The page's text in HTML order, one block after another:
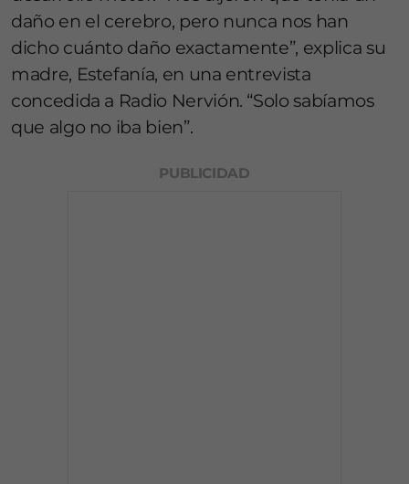
daño en el cerebro, pero nunca nos han
dicho cuánto daño exactamente”, explica su
madre, Estefanía, en una entrevista
concedida a Radio Nervión. “Solo sabíamos
que algo no iba bien”.
PUBLICIDAD